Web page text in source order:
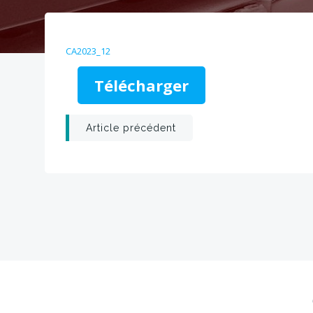
CA2023_12
Télécharger
Post
Article précédent